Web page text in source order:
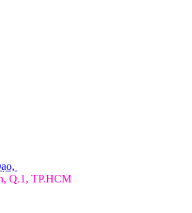
Q.1, TP.HCM